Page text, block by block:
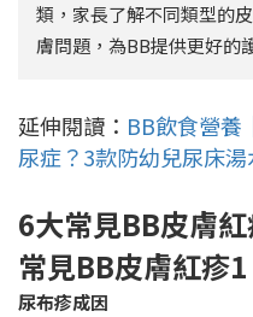
類，家長了解不同類型的
膚問題，為BB提供更好的
延伸閱讀： BB飲食營養
尿症？3款防幼兒尿床
6大常見BB皮膚
常見BB皮膚紅疹
尿布疹成因